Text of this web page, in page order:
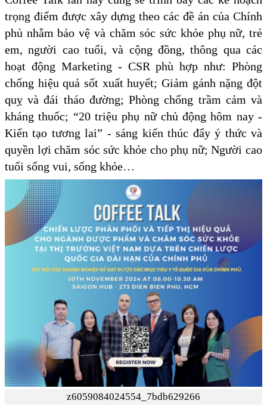
trọng điểm được xây dựng theo các đề án của Chính
phủ nhằm bảo vệ và chăm sóc sức khỏe phụ nữ, trẻ
em, người cao tuổi, và cộng đồng, thông qua các
hoạt động Marketing - CSR phù hợp như: Phòng
chống hiệu quả sốt xuất huyết; Giảm gánh nặng đột
quỵ và đái tháo đường; Phòng chống trầm cảm và
kháng thuốc; “20 triệu phụ nữ chủ động hôm nay -
Kiến tạo tương lai” - sáng kiến thúc đẩy ý thức và
quyền lợi chăm sóc sức khỏe cho phụ nữ; Người cao
tuổi sống vui, sống khỏe…
z6059084024554_7bdb629266